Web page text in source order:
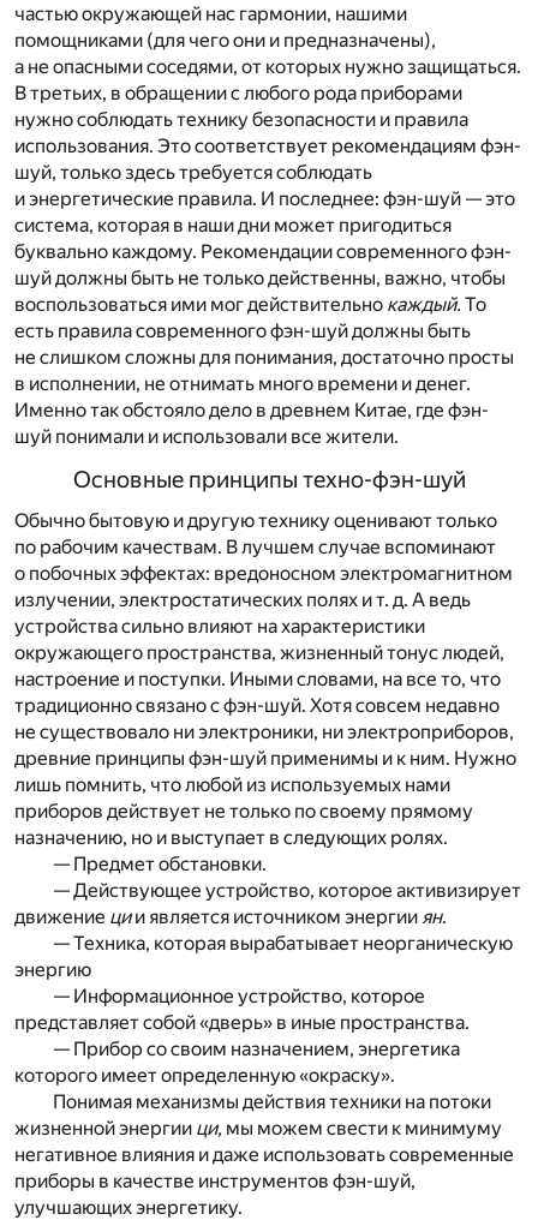
частью окружающей нас гармонии, нашими
помощниками (для чего они и предназначены),
а не опасными соседями, от которых нужно защищаться.
В третьих, в обращении с любого рода приборами
нужно соблюдать технику безопасности и правила
использования. Это соответствует рекомендациям фэн-
шуй, только здесь требуется соблюдать
и энергетические правила. И последнее: фэн-шуй — это
система, которая в наши дни может пригодиться
буквально каждому. Рекомендации современного фэн-
шуй должны быть не только действенны, важно, чтобы
воспользоваться ими мог действительно каждый. То
есть правила современного фэн-шуй должны быть
не слишком сложны для понимания, достаточно просты
в исполнении, не отнимать много времени и денег.
Именно так обстояло дело в древнем Китае, где фэн-
шуй понимали и использовали все жители.
Основные принципы техно-фэн-шуй
Обычно бытовую и другую технику оценивают только
по рабочим качествам. В лучшем случае вспоминают
о побочных эффектах: вредоносном электромагнитном
излучении, электростатических полях и т. д. А ведь
устройства сильно влияют на характеристики
окружающего пространства, жизненный тонус людей,
настроение и поступки. Иными словами, на все то, что
традиционно связано с фэн-шуй. Хотя совсем недавно
не существовало ни электроники, ни электроприборов,
древние принципы фэн-шуй применимы и к ним. Нужно
лишь помнить, что любой из используемых нами
приборов действует не только по своему прямому
назначению, но и выступает в следующих ролях.
— Предмет обстановки.
— Действующее устройство, которое активизирует
движение ции является источником энергии ян.
— Техника, которая вырабатывает неорганическую
энергию
— Информационное устройство, которое
представляет собой «дверь» в иные пространства.
— Прибор со своим назначением, энергетика
которого имеет определенную «окраску».
Понимая механизмы действия техники на потоки
жизненной энергии ци, мы можем свести к минимуму
негативное влияния и даже использовать современные
приборы в качестве инструментов фэн-шуй,
улучшающих энергетику.